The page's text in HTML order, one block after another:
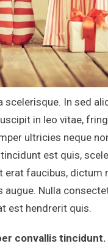
scelerisque. In sed
in leo vitae,
ultricies neque
est quis,
erat faucibus, dictum
augue. Nulla
est hendrerit quis.
convallis tincidunt.